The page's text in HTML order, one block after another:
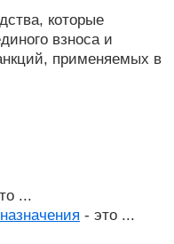
которые
взноса и
применяемых в
...
- это ...